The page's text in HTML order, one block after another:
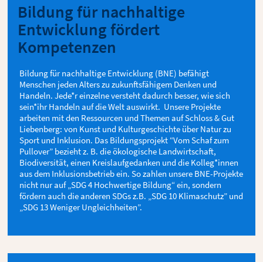
Bildung für nachhaltige
Entwicklung fördert
Kompetenzen
Bildung für nachhaltige Entwicklung (BNE) befähigt
Menschen jeden Alters zu zukunftsfähigem Denken und
Handeln. Jede*r einzelne versteht dadurch besser, wie sich
sein*ihr Handeln auf die Welt auswirkt. Unsere Projekte
arbeiten mit den Ressourcen und Themen auf Schloss & Gut
Liebenberg: von Kunst und Kulturgeschichte über Natur zu
Sport und Inklusion. Das Bildungsprojekt “Vom Schaf zum
Pullover” bezieht z. B. die ökologische Landwirtschaft,
Biodiversität, einen Kreislaufgedanken und die Kolleg*innen
aus dem Inklusionsbetrieb ein. So zahlen unsere BNE-Projekte
nicht nur auf „SDG 4 Hochwertige Bildung“ ein, sondern
fördern auch die anderen SDGs z.B. „SDG 10 Klimaschutz” und
„SDG 13 Weniger Ungleichheiten”.